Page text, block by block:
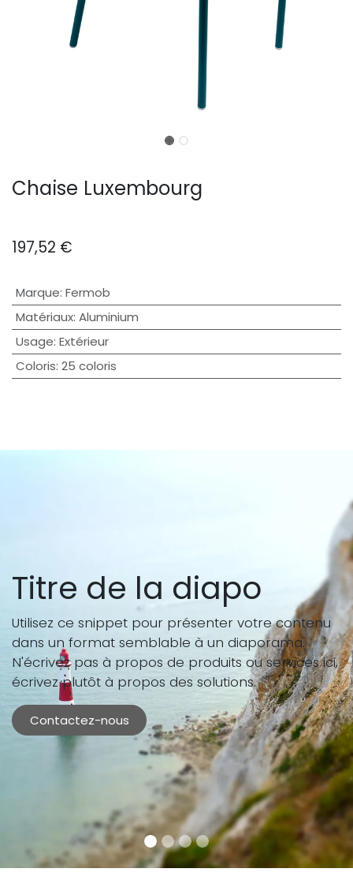
Chaise Luxembourg
197,52 €
Marque: Fermob
Matériaux: Aluminium
Usage: Extérieur
Coloris: 25 coloris
Titre de la diapo
Utilisez ce snippet pour présenter votre contenu
dans un format semblable à un diaporama.
N'écrivez pas à propos de produits ou services ici,
écrivez plutôt à propos des solutions.
Contactez-nous